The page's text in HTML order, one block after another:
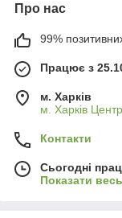
Про нас
99%
Працює з
м. Харків
м. Харків
Контакти
Сьогодні
Показати